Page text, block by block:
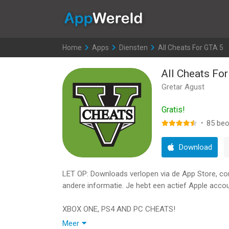
Home >
Apps >
Diensten >
All Cheats For GTA 5
All Cheats
Gretar Agust
Gratis!
· 85
Download
LET OP: Downloads verlopen via de App Store,
andere informatie. Je hebt een actief Apple
XBOX ONE, PS4 AND PC CHEATS!
Meer